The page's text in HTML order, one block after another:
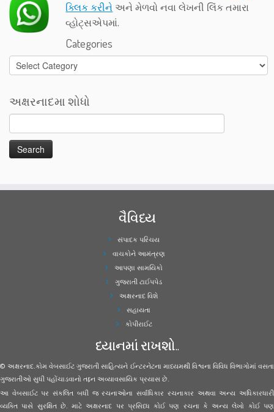
ક્લિક કરીને અને મેળવો નવા લેખની લિંક તમારા
વ્હોટ્સએપમાં.
Categories
Categories
અક્ષરનાદમા શોધો
વૈવિધ્ય
સંપાદક પરિચય
વાચકોને આમંત્રણ
આપણા સામયિકો
ગુજરાતી ટાઈપપેડ
અક્ષરનાદ વિશે
સહાયતા
કોપીરાઈટ
ધ્યાનમાં રાખશો..
© અક્ષરનાદ.કોમ વેબસાઈટ ગુજરાતી સાહિત્યને ઈન્ટરનેટના માધ્યમથી વિશ્વના વિવિધ વિભાગોમાં વસતા
ગુજરાતીઓ સુધી પહોંચાડવાનો તદ્દન અવ્યાવસાયિક પ્રયાસ છે.
આ વેબસાઈટ પર સંકલિત બધી જ રચનાઓના સર્વાધિકાર રચનાકાર અથવા અન્ય અધિકારધારી
વ્યક્તિ પાસે સુરક્ષિત છે. માટે અક્ષરનાદ પર પ્રસિધ્ધ કોઈ પણ રચના કે અન્ય લેખો કોઈ પણ